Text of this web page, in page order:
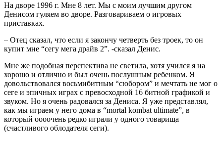
На дворе 1996 г. Мне 8 лет. Мы с моим лучшим другом
Денисом гуляем во дворе. Разговариваем о игровых
приставках.
– Отец сказал, что если я закончу четверть без троек, то он
купит мне “сегу мега драйв 2”. -сказал Денис.
Мне же подобная перспектива не светила, хотя учился я на
хорошо и отлично и был очень послушным ребенком. Я
довольствовался восьмибитным “сюбором” и мечтать не мог о
сеге и эпичных играх с превосходной 16 битной графикой и
звуком. Но я очень радовался за Дениса. Я уже представлял,
как мы играем у него дома в “mortal kombat ultimate”, в
который оооочень редко играли у одного товарища
(счастливого облодателя сеги).